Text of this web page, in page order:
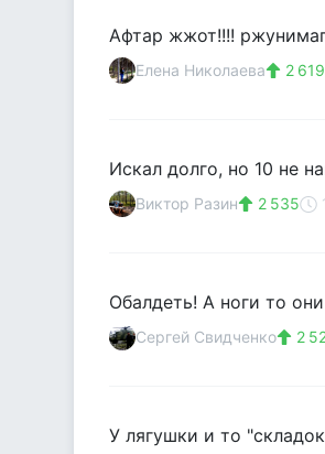
Афтар жжот!!!!
Елена Николаева 2 619
Искал долго, но 10 не
Виктор Разин 2 535
Обалдеть! А ноги то
Сергей Свидченко 2
У лягушки и то